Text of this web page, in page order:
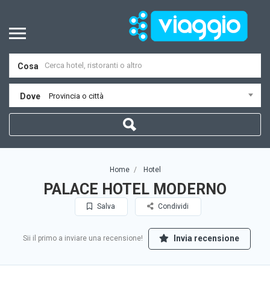
Cosa
Dove Provincia o città
Home Hotel
PALACE HOTEL MODERNO
Salva Condividi
Sii il primo a inviare una recensione! Invia recensione